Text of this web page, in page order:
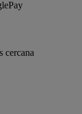
cercana